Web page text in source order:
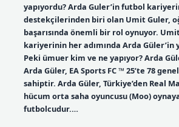
yapıyordu? Arda Guler’in futbol
destekçilerinden biri olan Umit Guler,
başarısında önemli bir rol oynuyor.
kariyerinin her adımında Arda
Peki ümuer kim ve ne yapıyor? Arda
Arda Güler, EA Sports FC ™ 25’te 78
sahiptir. Arda Güler, Türkiye’den Real
hücum orta saha oyuncusu (Moo)
futbolcudur.…